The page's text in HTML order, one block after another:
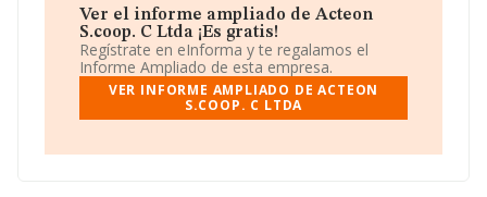
web:www.acteon.es.
La sociedad españolaActeon S.Coop. C Ltda
F60385747, tiene domicilio fiscal en Calle Violant
D'hongria Reina D'arago núm. 163 2 3, (08014), en el
municipio de Barcelona, Cataluña.
empresas pertenecientes al sector, la facturación en el
Ver el informe ampliado de Acteon
S.coop. C Ltda ¡Es gratis!
Regístrate en eInforma y te regalamos el
Informe Ampliado de esta empresa.
VER INFORME AMPLIADO DE ACTEON
S.COOP. C LTDA